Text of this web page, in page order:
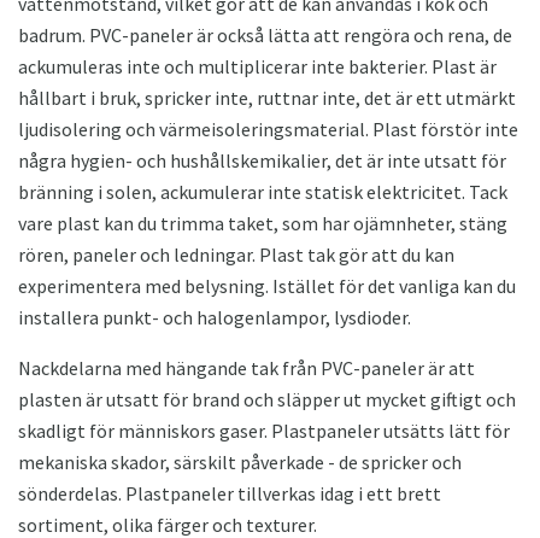
badrum. PVC-paneler är också lätta att rengöra och rena, de
ackumuleras inte och multiplicerar inte bakterier. Plast är
hållbart i bruk, spricker inte, ruttnar inte, det är ett utmärkt
ljudisolering och värmeisoleringsmaterial. Plast förstör inte
några hygien- och hushållskemikalier, det är inte utsatt för
bränning i solen, ackumulerar inte statisk elektricitet. Tack
vare plast kan du trimma taket, som har ojämnheter, stäng
rören, paneler och ledningar. Plast tak gör att du kan
experimentera med belysning. Istället för det vanliga kan du
installera punkt- och halogenlampor, lysdioder.
Nackdelarna med hängande tak från PVC-paneler är att
plasten är utsatt för brand och släpper ut mycket giftigt och
skadligt för människors gaser. Plastpaneler utsätts lätt för
mekaniska skador, särskilt påverkade - de spricker och
sönderdelas. Plastpaneler tillverkas idag i ett brett
sortiment, olika färger och texturer.